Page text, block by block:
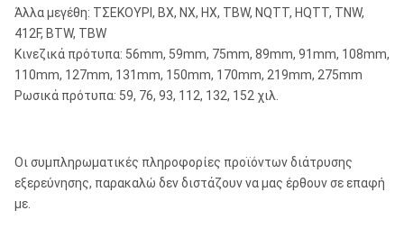
Άλλα μεγέθη: ΤΣΕΚΟΥΡΙ, BX, NX, HX, TBW, NQTT, HQTT, TNW,
412F, BTW, TBW
Κινεζικά πρότυπα: 56mm, 59mm, 75mm, 89mm, 91mm, 108mm,
110mm, 127mm, 131mm, 150mm, 170mm, 219mm, 275mm
Ρωσικά πρότυπα: 59, 76, 93, 112, 132, 152 χιλ.
Οι συμπληρωματικές πληροφορίες προϊόντων διάτρυσης
εξερεύνησης, παρακαλώ δεν διστάζουν να μας έρθουν σε επαφή
με.